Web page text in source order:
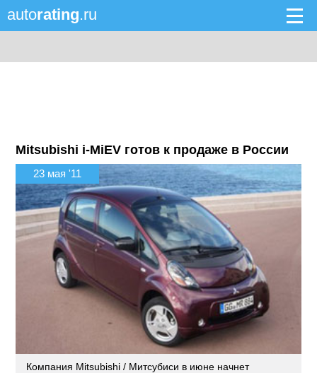
autorating.ru
Mitsubishi i-MiEV готов к продаже в России
23 мая '11
Компания Mitsubishi / Митсубиси в июне начнет